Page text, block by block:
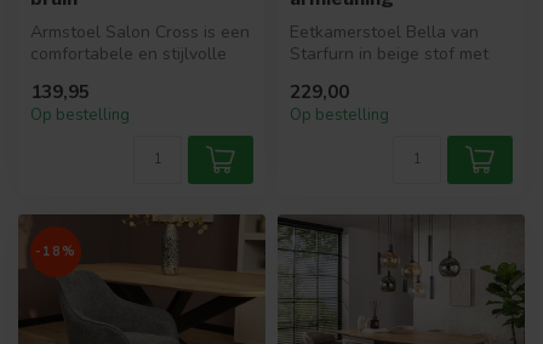
Armstoel Salon Cross is een
comfortabele en stijlvolle
139,95
Op bestelling
Eetkamerstoel Bella van
Starfurn in beige stof met
Draa...
229,00
Op bestelling
-18%